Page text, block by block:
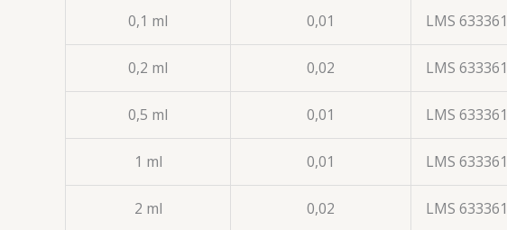
0,1 ml 0,01 LMS
0,2 ml 0,02 LMS
0,5 ml 0,01 LMS
1 ml 0,01 LMS
2 ml 0,02 LMS